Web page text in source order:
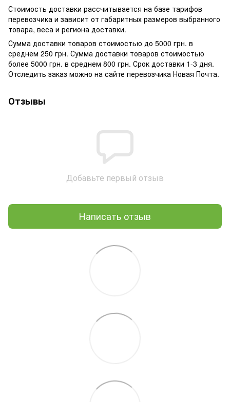
Стоимость доставки рассчитывается на базе тарифов
перевозчика и зависит от габаритных размеров выбранного
товара, веса и региона доставки.
Сумма доставки товаров стоимостью до 5000 грн. в
среднем 250 грн. Сумма доставки товаров стоимостью
более 5000 грн. в среднем 800 грн. Срок доставки 1-3 дня.
Отследить заказ можно на сайте перевозчика Новая Почта.
Отзывы
Добавьте первый отзыв
Написать отзыв